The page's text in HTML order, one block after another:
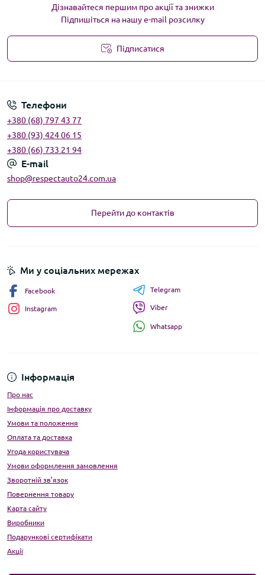
Дізнавайтеся першим про акції та знижки
Підпишіться на нашу e-mail розсилку
Підписатися
Телефони
+380 (68) 797 43 77
+380 (93) 424 06 15
+380 (66) 733 21 94
E-mail
shop@respectauto24.com.ua
Перейти до контактів
Інформація
Про нас
Інформація про доставку
Умови та положення
Оплата та доставка
Угода користувача
Умови оформлення замовлення
Зворотній зв’язок
Повернення товару
Карта сайту
Виробники
Подарункові сертифікати
Акції
Ми у соціальних мережах
Facebook
Instagram
Telegram
Viber
Whatsapp